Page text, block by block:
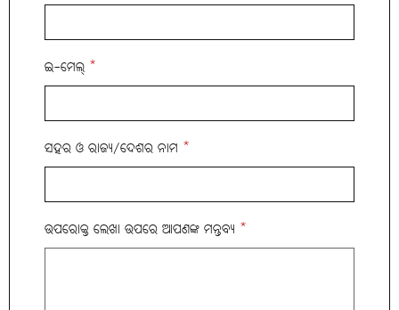
ଇ-ମେଲ୍ *
ସହର ଓ ରାଜ୍ୟ/ଦେଶର ନାମ *
ଉପରୋକ୍ତ ଲେଖା ଉପରେ ଆପଣଙ୍କ ମନ୍ତବ୍ୟ *